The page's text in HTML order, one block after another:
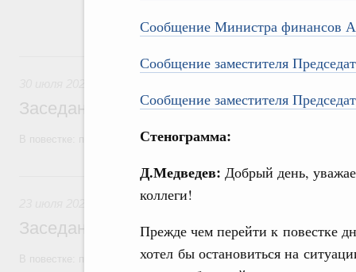
Сообщение Министра финансов
Сообщение заместителя
Сообщение заместителя
Стенограмма:
Д.Медведев: Добрый день,
коллеги!
Прежде чем перейти к повестке
хотел бы остановиться на
30 июля, четверг
Заседание Правительства (2026 год,
В повестке: проекты федеральных законов, бюджетные
23 июля, четверг
Заседание Правительства (2026 год,
В повестке: проекты федеральных законов